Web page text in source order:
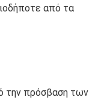
από τα
την πρόσβαση των